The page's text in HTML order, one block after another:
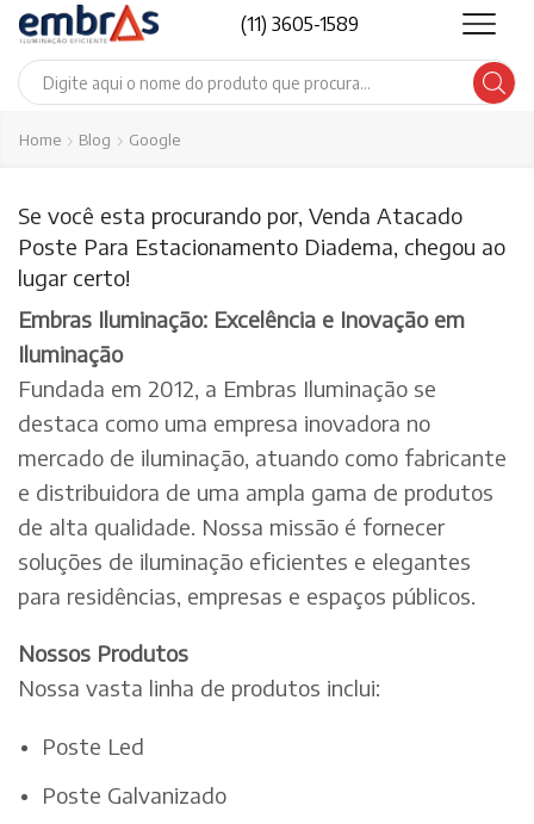
(11) 3605-1589
Search
Home Blog Google
Se você esta procurando por, Venda Atacado
Poste Para Estacionamento Diadema, chegou ao
lugar certo!
Embras Iluminação: Excelência e Inovação em
Iluminação
Fundada em 2012, a Embras Iluminação se
destaca como uma empresa inovadora no
mercado de iluminação, atuando como fabricante
e distribuidora de uma ampla gama de produtos
de alta qualidade. Nossa missão é fornecer
soluções de iluminação eficientes e elegantes
para residências, empresas e espaços públicos.
Nossos Produtos
Nossa vasta linha de produtos inclui:
Poste Led
Poste Galvanizado